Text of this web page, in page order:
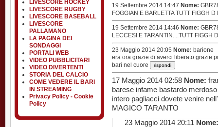
LIVESCORE HOCKEY
LIVESCORE RUGBY
LIVESCORE BASEBALL
LIVESCORE
PALLAMANO
LA PAGINA DEI
SONDAGGI
PORTALI WEB
VIDEO PUBBLICITARI
VIDEO DIVERTENTI
STORIA DEL CALCIO
COME VEDERE IL BARI
IN STREAMING
Privacy Policy - Cookie
Policy
19 Settembre 2014 14:47 Nome:
FOGGIAN E BARLETTA TUTT FIGGH
19 Settembre 2014 14:46 Nome:
LECCESI E TARANTIN....TUTT FIGGH
23 Maggio 2014 20:05 Nome: barione
era ora grazie di averci liberato grazie
bari nel cuore
17 Maggio 2014 02:58 Nome:
barese infame bastardo
intero pagliacci dovete venire
MAGICO TARANTO
23 Maggio 2014 20:11 Nome: